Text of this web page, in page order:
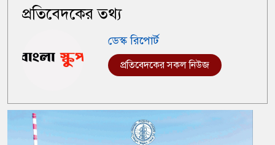
প্রতিবেদকের তথ্য
ডেস্ক রিপোর্ট
প্রতিবেদকের সকল নিউজ